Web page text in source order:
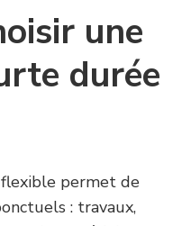
une
durée
permet de
: travaux,